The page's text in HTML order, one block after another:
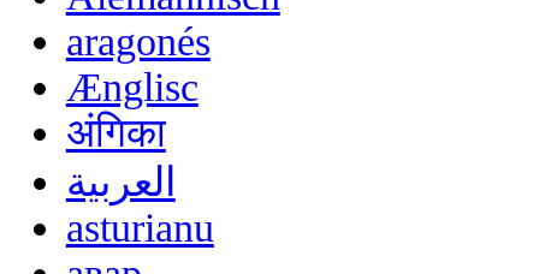
aragonés
Ænglisc
अंगिका
العربية
asturianu